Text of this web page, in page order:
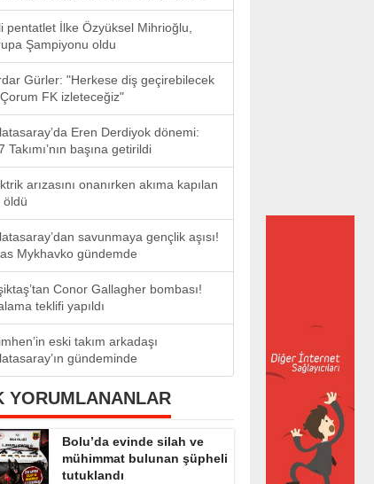
pentatlet İlke Özyüksel Mihrioğlu,
Şampiyonu oldu
Gürler: "Herkese diş geçirebilecek
FK izleteceğiz"
Eren Derdiyok dönemi:
Takımı’nın başına getirildi
arızasını onanırken akıma kapılan
öldü
savunmaya gençlik aşısı!
Mykhavko gündemde
Conor Gallagher bombası!
teklifi yapıldı
eski takım arkadaşı
gündeminde
YORUMLANANLAR
Bolu’da evinde silah ve
mühimmat bulunan şüpheli
tutuklandı